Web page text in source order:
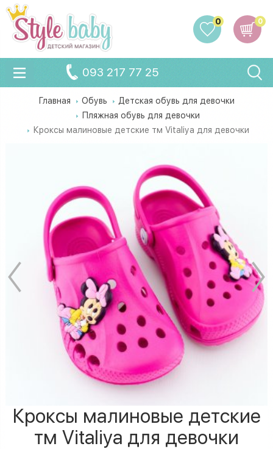
0
0
093 217 77 25
Главная Обувь
Детская обувь для девочки
Пляжная обувь для девочки
Кроксы малиновые детские тм Vitaliya для девочки
Кроксы малиновые детские
тм Vitaliya для девочки